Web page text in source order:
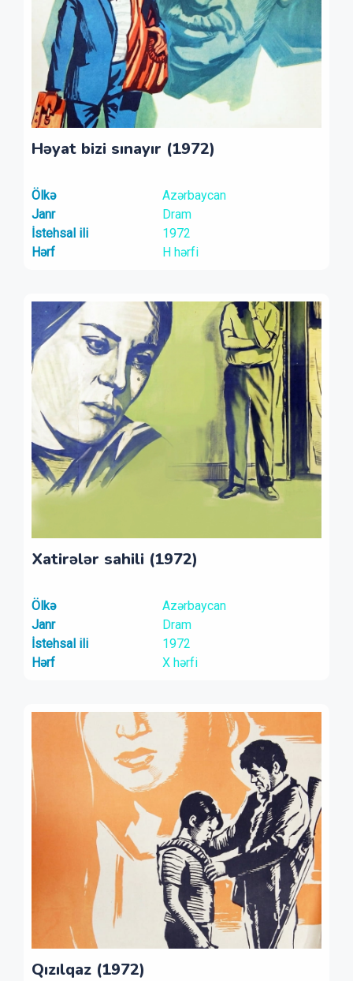
Həyat bizi sınayır (1972)
Ölkə
Azərbaycan
Janr
Dram
İstehsal ili
1972
Hərf
H hərfi
Xatirələr sahili (1972)
Ölkə
Azərbaycan
Janr
Dram
İstehsal ili
1972
Hərf
X hərfi
Qızılqaz (1972)